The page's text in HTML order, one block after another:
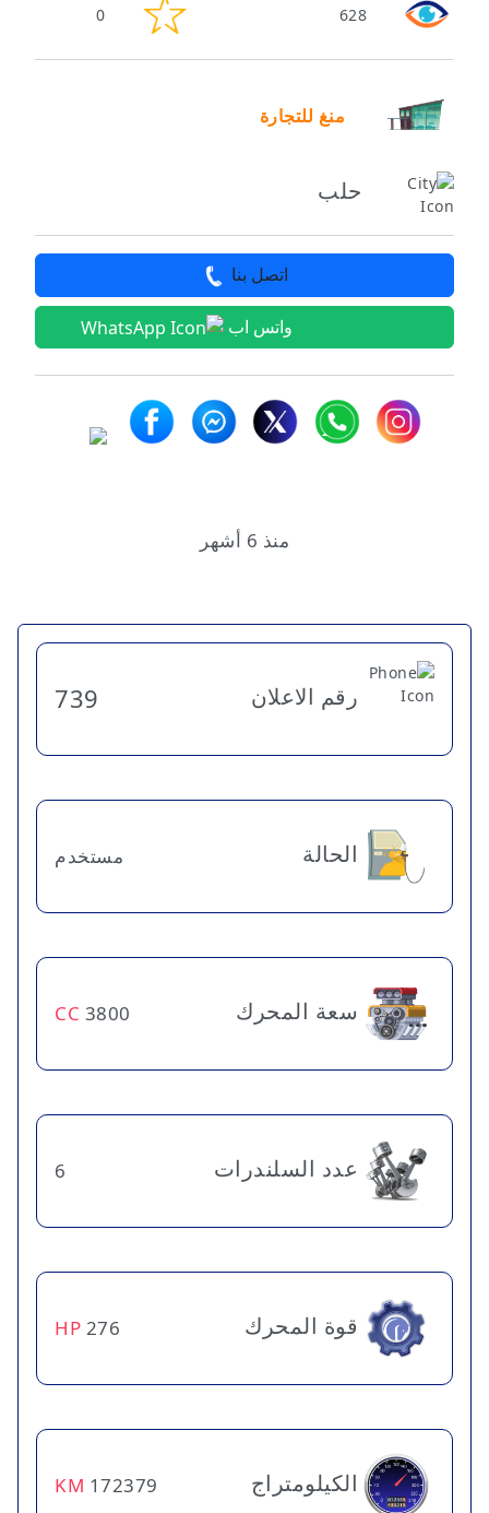
628
0
منغ للتجارة
حلب
اتصل بنا
واتس اب
منذ 6 أشهر
رقم الاعلان 739
الحالة مستخدم
سعة المحرك 3800
CC
عدد السلندرات 6
قوة المحرك 276
HP
الكيلومتراج 172379
KM